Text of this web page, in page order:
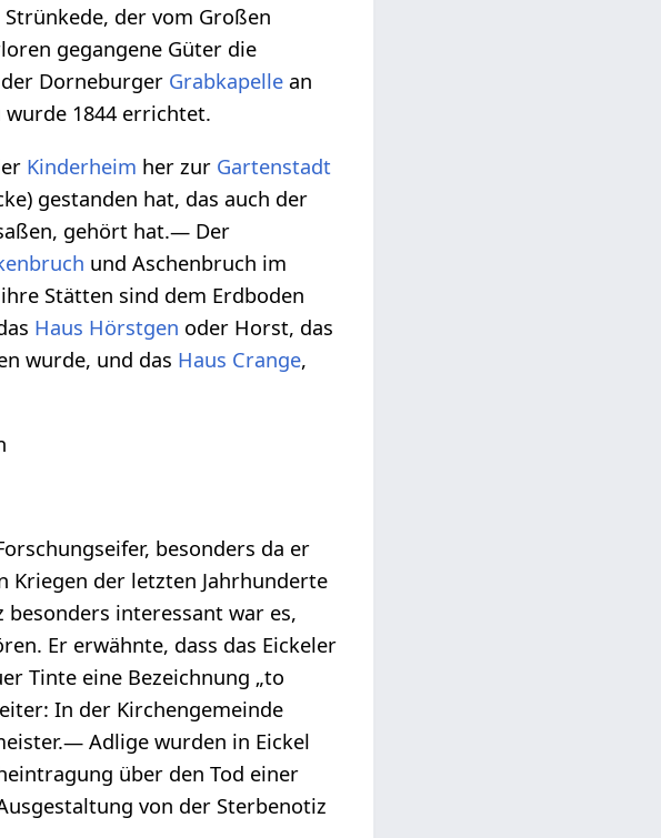
der vom Großen
gegangene Güter die
Dorneburger Grabkapelle an
wurde 1844 errichtet.
Kinderheim her zur Gartenstadt
gestanden hat, das auch der
gehört hat.— Der
und Aschenbruch im
Stätten sind dem Erdboden
Haus Hörstgen oder Horst, das
wurde, und das Haus Crange,
besonders da er
Kriegen der letzten Jahrhunderte
besonders interessant war es,
Er erwähnte, dass das Eickeler
Tinte eine Bezeichnung „to
In der Kirchengemeinde
Adlige wurden in Eickel
über den Tod einer
von der Sterbenotiz